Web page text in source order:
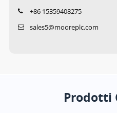
+86 15359408275
sales5@mooreplc.com
Prodotti